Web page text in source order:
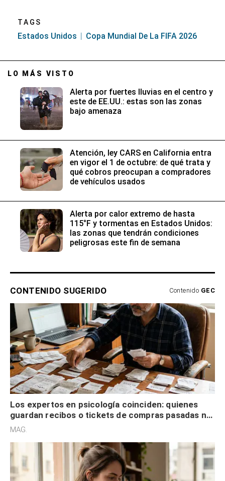
TAGS
Estados Unidos Copa Mundial De La FIFA 2026
LO MÁS VISTO
Alerta por fuertes lluvias en el centro y
este de EE.UU.: estas son las zonas
bajo amenaza
Atención, ley CARS en California entra
en vigor el 1 de octubre: de qué trata y
qué cobros preocupan a compradores
de vehículos usados
Alerta por calor extremo de hasta
115°F y tormentas en Estados Unidos:
las zonas que tendrán condiciones
peligrosas este fin de semana
CONTENIDO SUGERIDO Contenido GEC
Los expertos en psicología coinciden: quienes
guardan recibos o tickets de compras pasadas no
son acumuladores, sino que tienen necesidad de
MAG.